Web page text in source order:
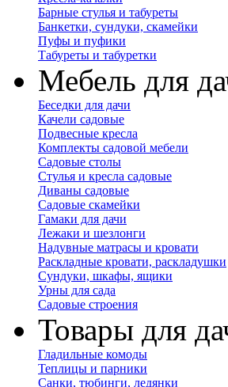
Барные стулья и табуреты
Банкетки, сундуки, скамейки
Пуфы и пуфики
Табуреты и табуретки
Мебель для
Беседки для дачи
Качели садовые
Подвесные кресла
Комплекты садовой мебели
Садовые столы
Стулья и кресла садовые
Диваны садовые
Садовые скамейки
Гамаки для дачи
Лежаки и шезлонги
Надувные матрасы и кровати
Раскладные кровати, раскладушки
Сундуки, шкафы, ящики
Урны для сада
Садовые строения
Товары для
Гладильные комоды
Теплицы и парники
Санки, тюбинги, ледянки